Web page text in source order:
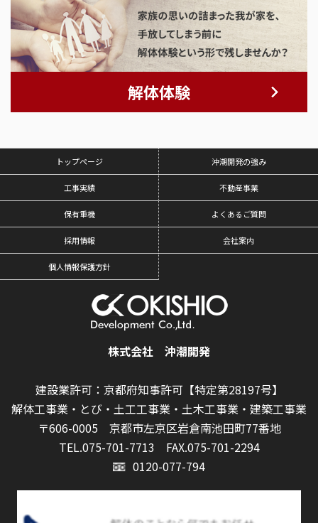
解体体験
トップページ 沖潮開発の強み
工事実績 不動産事業
保有重機 よくあるご質問
採用情報 会社案内
個人情報保護方針
株式会社 沖潮開発
建設業許可：京都府知事許可【特定第28197号】
解体工事業・とび・土工工事業・土木工事業・建築工事業
〒606-0005 京都市左京区岩倉南池田町77番地
TEL.075-701-7713 FAX.075-701-2294
0120-077-794